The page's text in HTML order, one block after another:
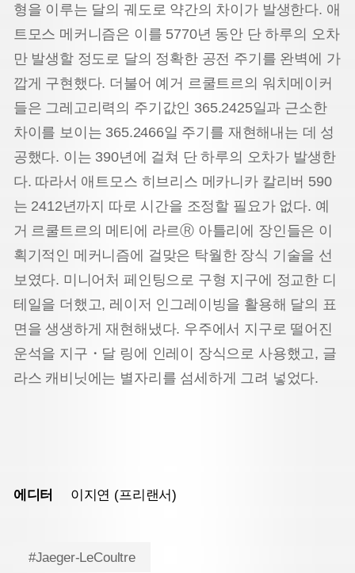
형을 이루는 달의 궤도로 약간의 차이가 발생한다. 애
트모스 메커니즘은 이를 5770년 동안 단 하루의 오차
만 발생할 정도로 달의 정확한 공전 주기를 완벽에 가
깝게 구현했다. 더불어 예거 르쿨트르의 워치메이커
들은 그레고리력의 주기 값인 365.2425일과 근소한
차이를 보이는 365.2466일 주기를 재현해내는 데 성
공했다. 이는 390년에 걸쳐 단 하루의 오차가 발생한
다. 따라서 애트모스 히브리스 메카니카 칼리버 590
는 2412년까지 따로 시간을 조정할 필요가 없다. 예
거 르쿨트르의 메티에 라르Ⓡ 아틀리에 장인들은 이
획기적인 메커니즘에 걸맞은 탁월한 장식 기술을 선
보였다. 미니어처 페인팅으로 구형 지구에 정교한 디
테일을 더했고, 레이저 인그레이빙을 활용해 달의 표
면을 생생하게 재현해냈다. 우주에서 지구로 떨어진
운석을 지구・달 링에 인레이 장식으로 사용했고, 글
라스 캐비닛에는 별자리를 섬세하게 그려 넣었다.
에디터 이지연 (프리랜서)
#Jaeger-LeCoultre